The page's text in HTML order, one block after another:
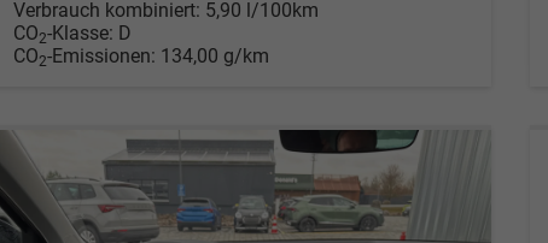
Verbrauch kombiniert: 5,90 l/100km
CO2-Klasse: D
CO2-Emissionen: 134,00 g/km